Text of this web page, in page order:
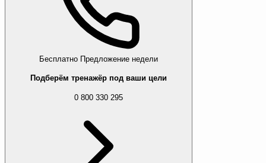
Бесплатно Предложение недели
Подберём тренажёр под ваши цели
0 800 330 295